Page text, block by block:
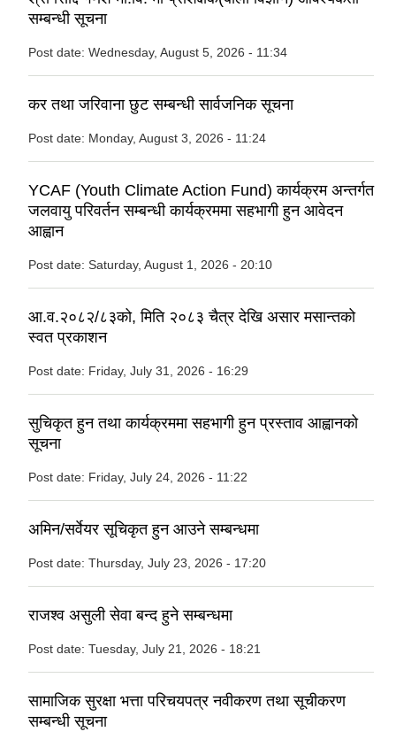
सम्बन्धी सूचना
Post date: Wednesday, August 5, 2026 - 11:34
कर तथा जरिवाना छुट सम्बन्धी सार्वजनिक सूचना
Post date: Monday, August 3, 2026 - 11:24
YCAF (Youth Climate Action Fund) कार्यक्रम अन्तर्गत
जलवायु परिवर्तन सम्बन्धी कार्यक्रममा सहभागी हुन आवेदन
आह्वान
Post date: Saturday, August 1, 2026 - 20:10
आ.व.२०८२/८३को, मिति २०८३ चैत्र देखि असार मसान्तको
स्वत प्रकाशन
Post date: Friday, July 31, 2026 - 16:29
सुचिकृत हुन तथा कार्यक्रममा सहभागी हुन प्रस्ताव आह्वानको
सूचना
Post date: Friday, July 24, 2026 - 11:22
अमिन/सर्वेयर सूचिकृत हुन आउने सम्बन्धमा
Post date: Thursday, July 23, 2026 - 17:20
राजश्व असुली सेवा बन्द हुने सम्बन्धमा
Post date: Tuesday, July 21, 2026 - 18:21
सामाजिक सुरक्षा भत्ता परिचयपत्र नवीकरण तथा सूचीकरण
सम्बन्धी सूचना